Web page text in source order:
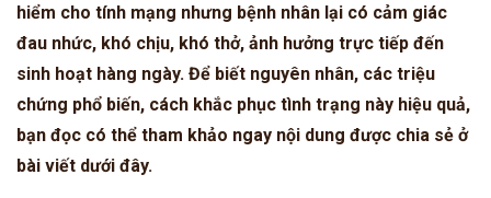
hiểm cho tính mạng nhưng bệnh nhân lại có cảm giác
đau nhức, khó chịu, khó thở, ảnh hưởng trực tiếp đến
sinh hoạt hàng ngày. Để biết nguyên nhân, các triệu
chứng phổ biến, cách khắc phục tình trạng này hiệu quả,
bạn đọc có thể tham khảo ngay nội dung được chia sẻ ở
bài viết dưới đây.